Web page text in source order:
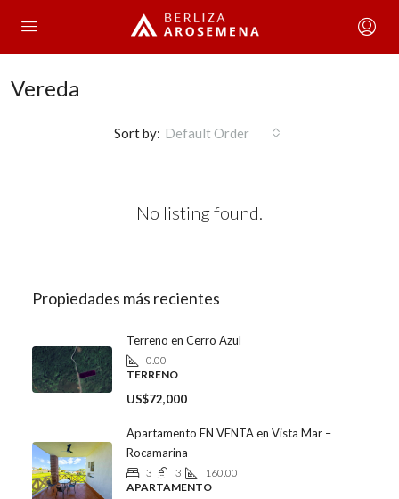
Vereda
Sort by: Default Order
No listing found.
Propiedades más recientes
Terreno en Cerro Azul
0.00
TERRENO
US$72,000
Apartamento EN VENTA en Vista Mar –
Rocamarina
3 3
160.00
APARTAMENTO